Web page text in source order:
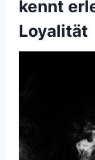
kennt
Loyalität